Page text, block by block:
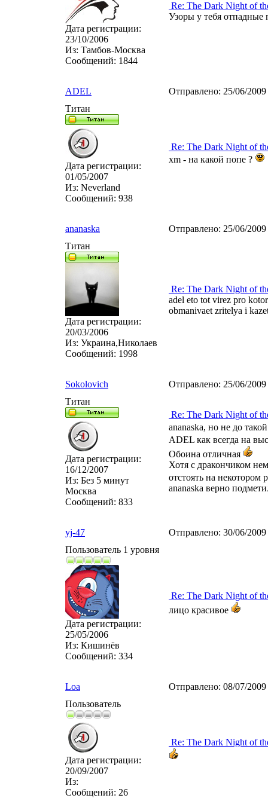
Дата регистрации:
23/10/2006
Из: Тамбов-Москва
Сообщений: 1844
Re: The Dark Night of
Узоры у тебя отпадные
ADEL Отправлено: 25/06/
Титан
Дата регистрации:
01/05/2007
Из: Neverland
Сообщений: 938
Re: The Dark Night of
xm - на какой попе ?
ananaska Отправлено: 25/06/
Титан
Дата регистрации:
20/03/2006
Из: Украина,Николаев
Сообщений: 1998
Re: The Dark Night of
adel eto tot virez pro
obmanivaet zritelya i
Sokolovich Отправлено: 25/06/
Титан
Дата регистрации:
16/12/2007
Из: Без 5 минут
Москва
Сообщений: 833
Re: The Dark Night of
ananaska, но не до
ADEL как всегда на
Обоина отличная
Хотя с дракончиком
отстоять на некотором
ananaska верно
yj-47 Отправлено: 30/06/
Пользователь 1 уровня
Дата регистрации:
25/05/2006
Из: Кишинёв
Сообщений: 334
Re: The Dark Night of
лицо красивое
Loa Отправлено: 08/07/
Пользователь
Дата регистрации:
20/09/2007
Из:
Сообщений: 26
Re: The Dark Night of